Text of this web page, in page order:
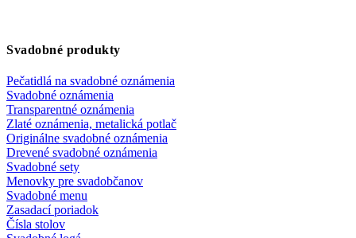
Svadobné produkty
Pečatidlá na svadobné oznámenia
Svadobné oznámenia
Transparentné oznámenia
Zlaté oznámenia, metalická potlač
Originálne svadobné oznámenia
Drevené svadobné oznámenia
Svadobné sety
Menovky pre svadobčanov
Svadobné menu
Zasadací poriadok
Čísla stolov